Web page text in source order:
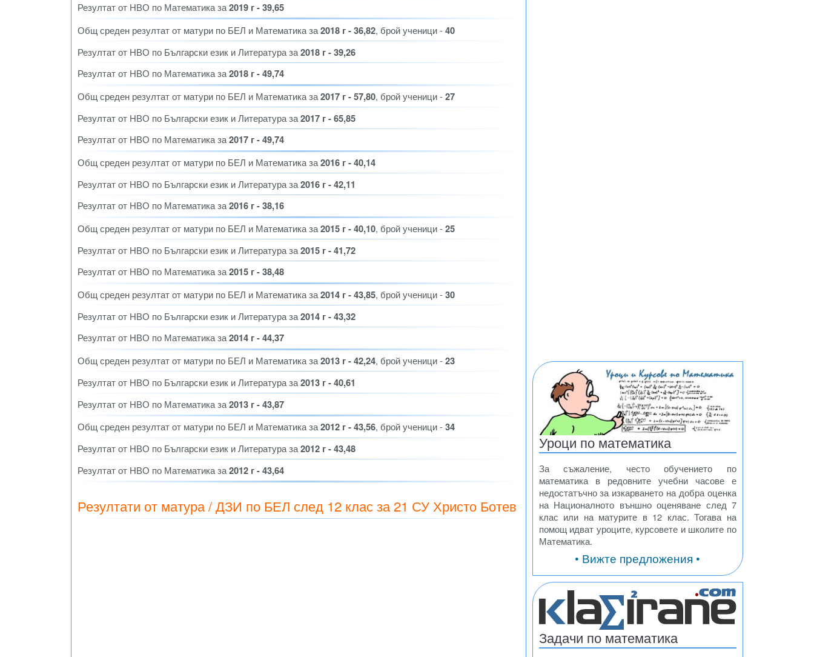
Резултат от НВО по Математика за2019 г - 39,65
Общ среден резултат от матури по БЕЛ и Математика за2018 г - 36,82, брой ученици -40
Резултат от НВО по Български език и Литература за2018 г - 39,26
Резултат от НВО по Математика за2018 г - 49,74
Общ среден резултат от матури по БЕЛ и Математика за2017 г - 57,80, брой ученици -27
Резултат от НВО по Български език и Литература за2017 г - 65,85
Резултат от НВО по Математика за2017 г - 49,74
Общ среден резултат от матури по БЕЛ и Математика за2016 г - 40,14
Резултат от НВО по Български език и Литература за2016 г - 42,11
Резултат от НВО по Математика за2016 г - 38,16
Общ среден резултат от матури по БЕЛ и Математика за2015 г - 40,10, брой ученици -25
Резултат от НВО по Български език и Литература за2015 г - 41,72
Резултат от НВО по Математика за2015 г - 38,48
Общ среден резултат от матури по БЕЛ и Математика за2014 г - 43,85, брой ученици -30
Резултат от НВО по Български език и Литература за2014 г - 43,32
Резултат от НВО по Математика за2014 г - 44,37
Общ среден резултат от матури по БЕЛ и Математика за2013 г - 42,24, брой ученици -23
Резултат от НВО по Български език и Литература за2013 г - 40,61
Резултат от НВО по Математика за2013 г - 43,87
Общ среден резултат от матури по БЕЛ и Математика за2012 г - 43,56, брой ученици -34
Резултат от НВО по Български език и Литература за2012 г - 43,48
Резултат от НВО по Математика за2012 г - 43,64
Резултати от матура / ДЗИ по БЕЛ след 12 клас за 21 СУ Христо Ботев
Уроци по математика
За съжаление, често обучението по
математика в редовните учебни часове е
недостатъчно за изкарването на добра оценка
на Националното външно оценяване след 7
клас или на матурите в 12 клас. Тогава на
помощ идват уроците, курсовете и школите по
Математика.
• Вижте предложения •
Задачи по математика